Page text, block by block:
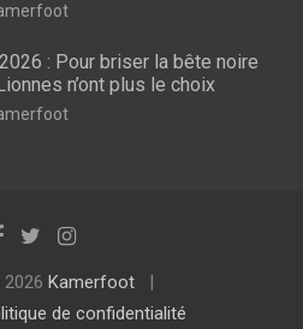
: Pour briser la bête noire
n’ont plus le choix
Kamerfoot
de confidentialité